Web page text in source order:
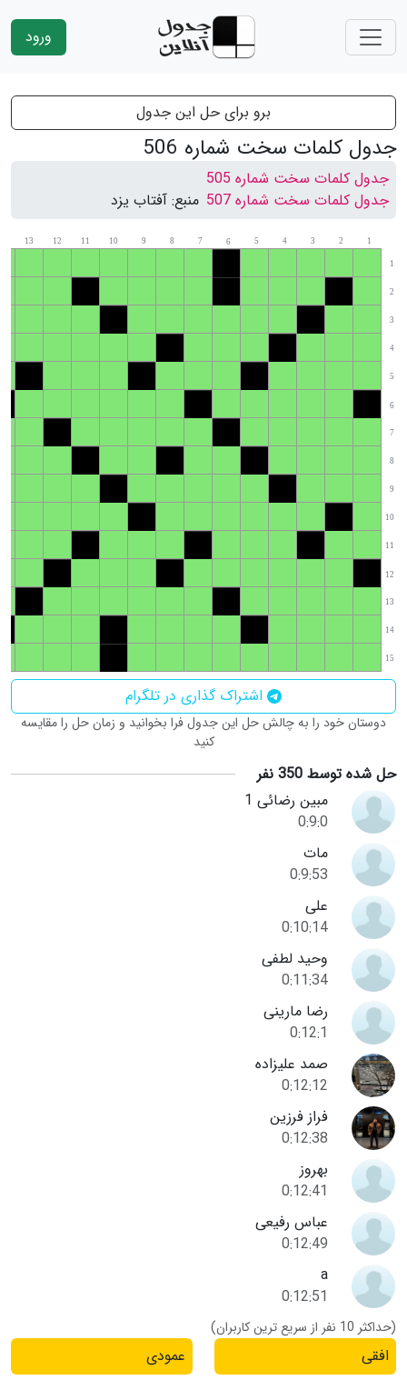
ورود
برو برای حل این جدول
جدول کلمات سخت شماره 506
جدول کلمات سخت شماره 505
جدول کلمات سخت شماره 507
منبع: آفتاب یزد
1
1
2
3
4
5
6
7
8
9
10
11
12
13
2
3
4
5
6
7
8
9
10
11
12
13
14
15
اشتراک گذاری در تلگرام
دوستان خود را به چالش حل این جدول فرا بخوانید و زمان حل را مقایسه
کنید
حل شده توسط 350 نفر
مبین رضائی 1
0:9:0
مات
0:9:53
علی
0:10:14
وحید لطفی
0:11:34
رضا مارینی
0:12:1
صمد علیزاده
0:12:12
فراز فرزین
0:12:38
بهروز
0:12:41
عباس رفیعی
0:12:49
a
0:12:51
(حداکثر 10 نفر از سریع ترین کاربران)
افقی
عمودی